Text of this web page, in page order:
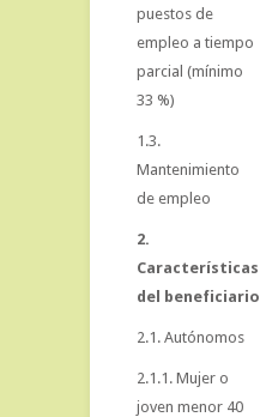
puestos de
empleo a tiempo
parcial (mínimo
33 %)
1.3.
Mantenimiento
de empleo
2.
Características
del beneficiario
2.1. Autónomos
2.1.1. Mujer o
joven menor 40